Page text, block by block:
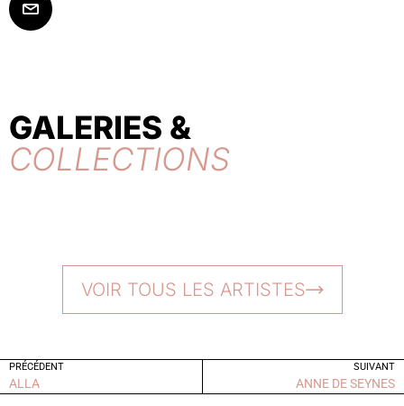
GALERIES &
COLLECTIONS
VOIR TOUS LES ARTISTES
PRÉCÉDENT
ALLA
SUIVANT
ANNE DE SEYNES